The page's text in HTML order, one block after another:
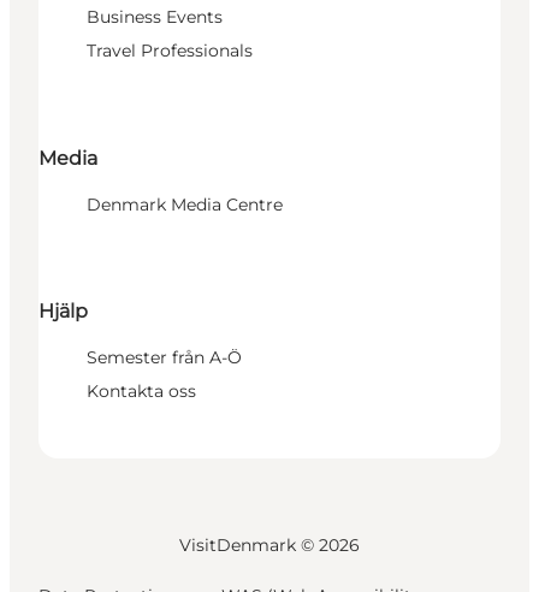
Business Events
Travel Professionals
Media
Denmark Media Centre
Hjälp
Semester från A-Ö
Kontakta oss
VisitDenmark © 2026